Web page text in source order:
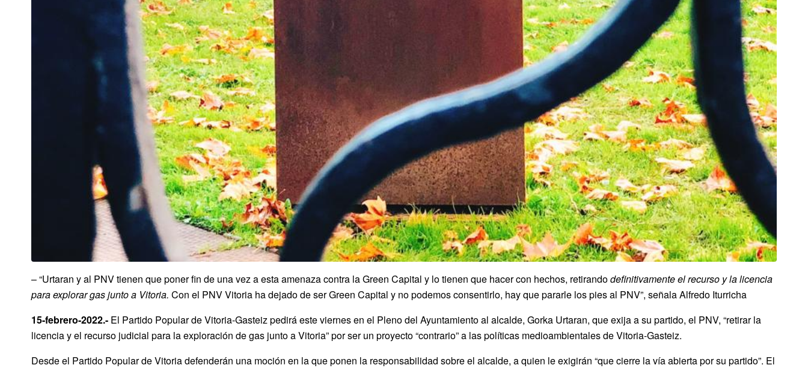
– “Urtaran y al PNV tienen que poner fin de una vez a esta amenaza contra la Green Capital y lo tienen que hacer con hechos, retirandodefinitivamente el recurso y la licencia
para explorar gas junto a Vitoria. Con el PNV Vitoria ha dejado de ser Green Capital y no podemos consentirlo, hay que pararle los pies al PNV”, señala Alfredo Iturricha
15-febrero-2022.- El Partido Popular de Vitoria-Gasteiz pedirá este viernes en el Pleno del Ayuntamiento al alcalde, Gorka Urtaran, que exija a su partido, el PNV, “retirar la
licencia y el recurso judicial para la exploración de gas junto a Vitoria” por ser un proyecto “contrario” a las políticas medioambientales de Vitoria-Gasteiz.
Desde el Partido Popular de Vitoria defenderán una moción en la que ponen la responsabilidad sobre el alcalde, a quien le exigirán “que cierre la vía abierta por su partido”. El